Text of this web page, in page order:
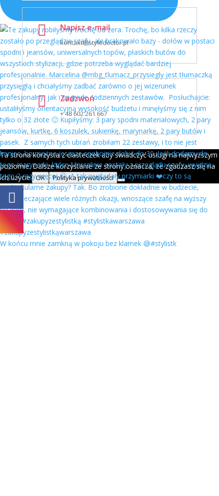
W końcu mnie zamkną w pokoju bez klamek 😅#stylistk
 Napisz e-mail
kontakt@styledoctor.pl
 Zadzwoń
+ 48 602 261 667
Ta strona korzysta z ciasteczek aby świadczyć usługi na najwyższym
poziomie. Dalsze korzystanie ze strony oznacza, że zgadzasz się na
ich użycie. OK Polityka prywatności